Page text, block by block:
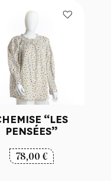
“LES
PENSÉES”
78,00€